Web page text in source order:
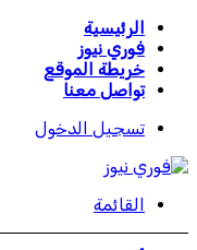
الرئيسية
فوري نيوز
خريطة الموقع
تواصل معنا
تسجيل الدخول
القائمة